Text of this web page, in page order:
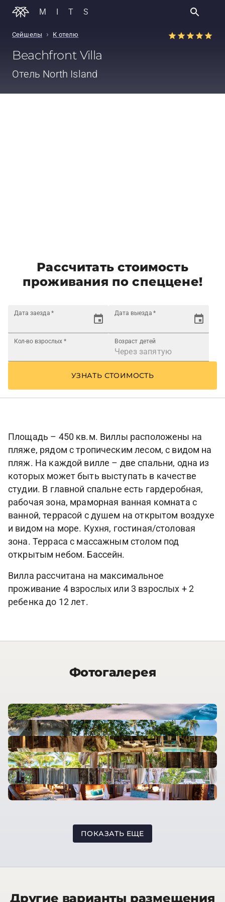
MITS
Сейшелы › К отелю
Beachfront Villa
Отель North Island
Рассчитать стоимость
проживания по спеццене!
Дата заезда * Дата выезда *
Кол-во взрослых * Возраст детей
УЗНАТЬ СТОИМОСТЬ
Площадь – 450 кв.м. Виллы расположены на
пляже, рядом с тропическим лесом, с видом на
пляж. На каждой вилле – две спальни, одна из
которых может быть выступать в качестве
студии. В главной спальне есть гардеробная,
рабочая зона, мраморная ванная комната с
ванной, террасой с душем на открытом воздухе
и видом на море. Кухня, гостиная/столовая
зона. Терраса с массажным столом под
открытым небом. Бассейн.
Вилла рассчитана на максимальное
проживание 4 взрослых или 3 взрослых + 2
ребенка до 12 лет.
Фотогалерея
ПОКАЗАТЬ ЕЩЕ
Другие варианты размещения